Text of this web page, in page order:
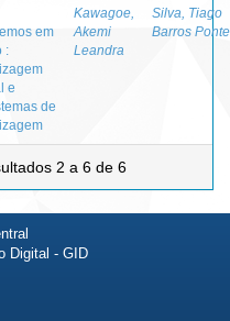
em
:
e
de
Kawagoe,
Akemi
Leandra
Silva, Tiago
Barros
2 a 6 de 6
Digital - GID